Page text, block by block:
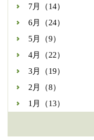
7月（14）
6月（24）
5月（9）
4月（22）
3月（19）
2月（8）
1月（13）